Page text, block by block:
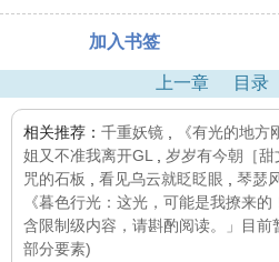
加入书签
上一章 目录
相关推荐： 千重妖镜 《有光的地方
姐又不准我离开GL
岁岁有今朝［甜
咒的石板
看见乌云就眨眨眼 琴瑟
《暮色行光：这光，可能是我撩来
含限制级内容，请斟酌阅读。」目前
部分要素)